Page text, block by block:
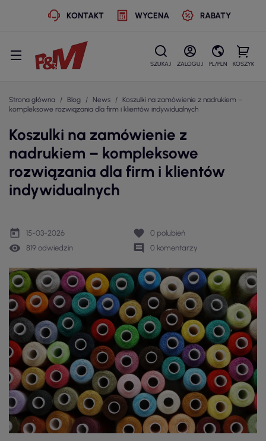
KONTAKT WYCENA RABATY
SZUKAJ ZALOGUJ PL/PLN KOSZYK
Strona główna Blog News
Koszulki na zamówienie z nadrukiem –
kompleksowe rozwiązania dla firm i klientów indywidualnych
Koszulki na zamówienie z
nadrukiem – kompleksowe
rozwiązania dla firm i klientów
indywidualnych
today 15-03-2026 favorite 0 polubień
remove_red_eye 819 odwiedzin comment 0 komentarzy